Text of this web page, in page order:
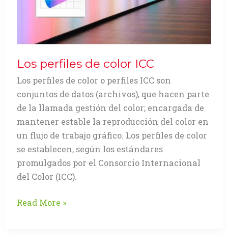
Los perfiles de color ICC
Los perfiles de color o perfiles ICC son
conjuntos de datos (archivos), que hacen parte
de la llamada gestión del color; encargada de
mantener estable la reproducción del color en
un flujo de trabajo gráfico. Los perfiles de color
se establecen, según los estándares
promulgados por el Consorcio Internacional
del Color (ICC).
Los
Read More »